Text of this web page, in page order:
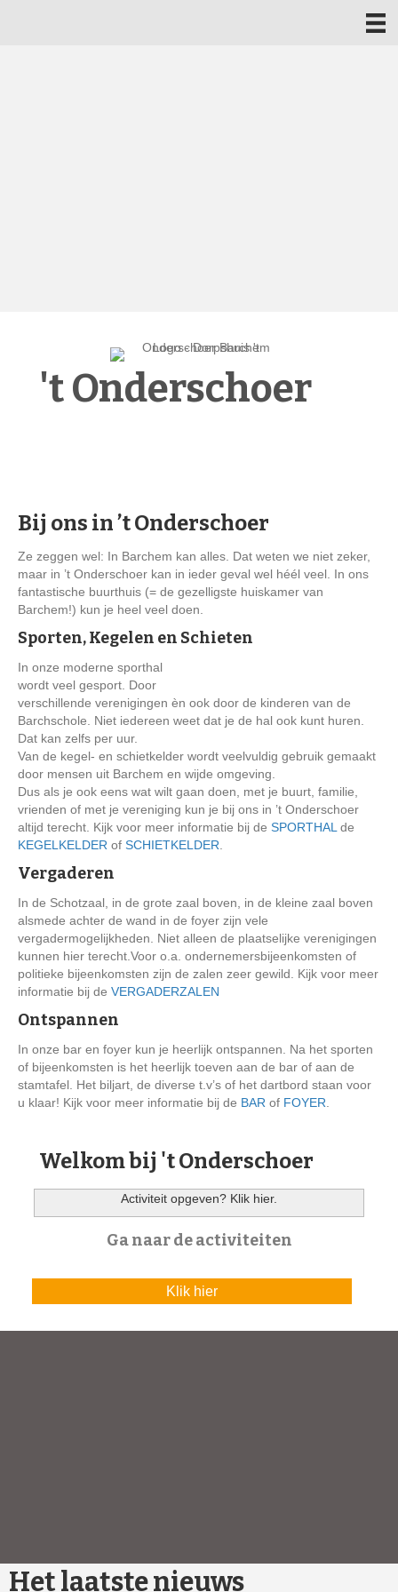
't Onderschoer
Bij ons in ’t Onderschoer
Ze zeggen wel: In Barchem kan alles. Dat weten we niet zeker,
maar in ’t Onderschoer kan in ieder geval wel héél veel. In ons
fantastische buurthuis (= de gezelligste huiskamer van
Barchem!) kun je heel veel doen.
Sporten, Kegelen en Schieten
In onze moderne sporthal
wordt veel gesport. Door
verschillende verenigingen èn ook door de kinderen van de
Barchschole. Niet iedereen weet dat je de hal ook kunt huren.
Dat kan zelfs per uur.
Van de kegel- en schietkelder wordt veelvuldig gebruik gemaakt
door mensen uit Barchem en wijde omgeving.
Dus als je ook eens wat wilt gaan doen, met je buurt, familie,
vrienden of met je vereniging kun je bij ons in ’t Onderschoer
altijd terecht. Kijk voor meer informatie bij de SPORTHALde
KEGELKELDER of SCHIETKELDER.
Vergaderen
In de Schotzaal, in de grote zaal boven, in de kleine zaal boven
alsmede achter de wand in de foyer zijn vele
vergadermogelijkheden. Niet alleen de plaatselijke verenigingen
kunnen hier terecht.Voor o.a. ondernemersbijeenkomsten of
politieke bijeenkomsten zijn de zalen zeer gewild. Kijk voor meer
informatie bij de VERGADERZALEN
Ontspannen
In onze bar en foyer kun je heerlijk ontspannen. Na het sporten
of bijeenkomsten is het heerlijk toeven aan de bar of aan de
stamtafel. Het biljart, de diverse t.v’s of het dartbord staan voor
u klaar! Kijk voor meer informatie bij de BAR of FOYER.
Welkom bij 't Onderschoer
Activiteit opgeven? Klik hier.
Ga naar de activiteiten
Klik hier
Het laatste nieuws